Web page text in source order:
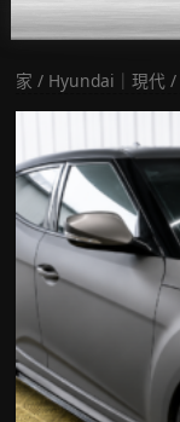
家 / Hyundai｜現代/